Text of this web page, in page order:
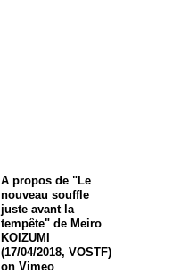
A propos de "Le
nouveau souffle
juste avant la
tempête" de Meiro
KOIZUMI
(17/04/2018, VOSTF)
on Vimeo